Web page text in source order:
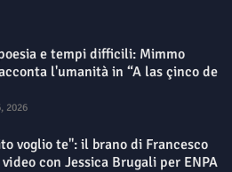
e tempi difficili: Mimmo
l'umanità in “A las çinco de
2026
voglio te": il brano di Francesco
con Jessica Brugali per ENPA